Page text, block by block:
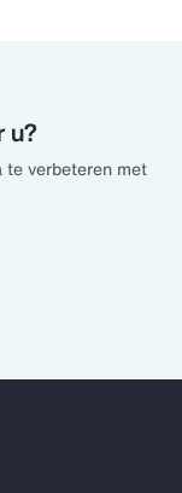
u?
te verbeteren met